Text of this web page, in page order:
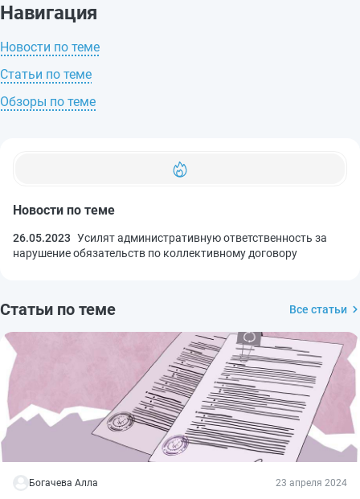
Новости по теме
26.05.2023 Усилят административную ответственность за
нарушение обязательств по коллективному договору
Статьи по теме Все статьи
Богачева Алла 23 апреля 2024
Навигация
Новости по теме
Статьи по теме
Обзоры по теме